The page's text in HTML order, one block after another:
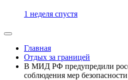
1 неделя спустя
Главная
Отдых за границей
В МИД РФ предупредили
соблюдения мер